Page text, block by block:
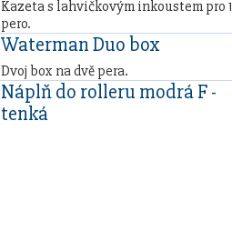
Kazeta s lahvičkovým inkoustem pro 1
pero.
Waterman Duo box
Dvoj box na dvě pera.
Náplň do rolleru modrá F -
tenká